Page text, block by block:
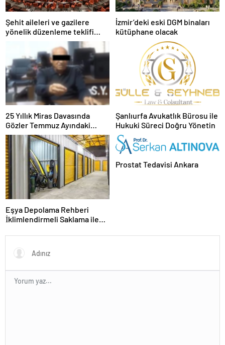
Şehit aileleri ve gazilere
yönelik düzenleme teklifi
Meclis’te kabul edildi
İzmir’deki eski DGM binaları
kütüphane olacak
25 Yıllık Miras Davasında
Gözler Temmuz Ayındaki
Karar Duruşmasına Çevrildi
Şanlıurfa Avukatlık Bürosu ile
Hukuki Süreci Doğru Yönetin
Eşya Depolama Rehberi
İklimlendirmeli Saklama ile
Prostat Tedavisi Ankara